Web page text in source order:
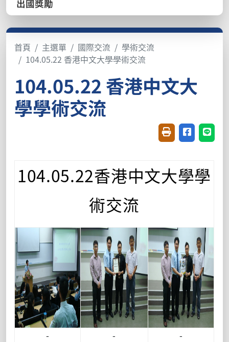
出國獎勵
首頁 主選單 國際交流
學術交流
104.05.22 香港中文大學學術交流
104.05.22 香港中文大
學學術交流
友善列印(開新視
分享至臉書
分享
104.05.22香港中文大學學
術交流
- - -